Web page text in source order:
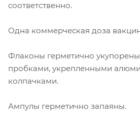
соответственно.
Одна коммерческая доза
Флаконы герметично
пробками, укрепленными
колпачками.
Ампулы герметично запаяны.